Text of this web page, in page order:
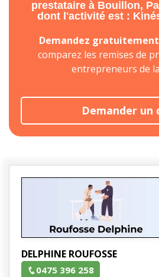
prestataire à Bouillon,
dont l'activité est :
Demandez
comparez les remises de
entrepreneurs de
Demander un
DELPHINE ROUFOSSE
0475 396 258